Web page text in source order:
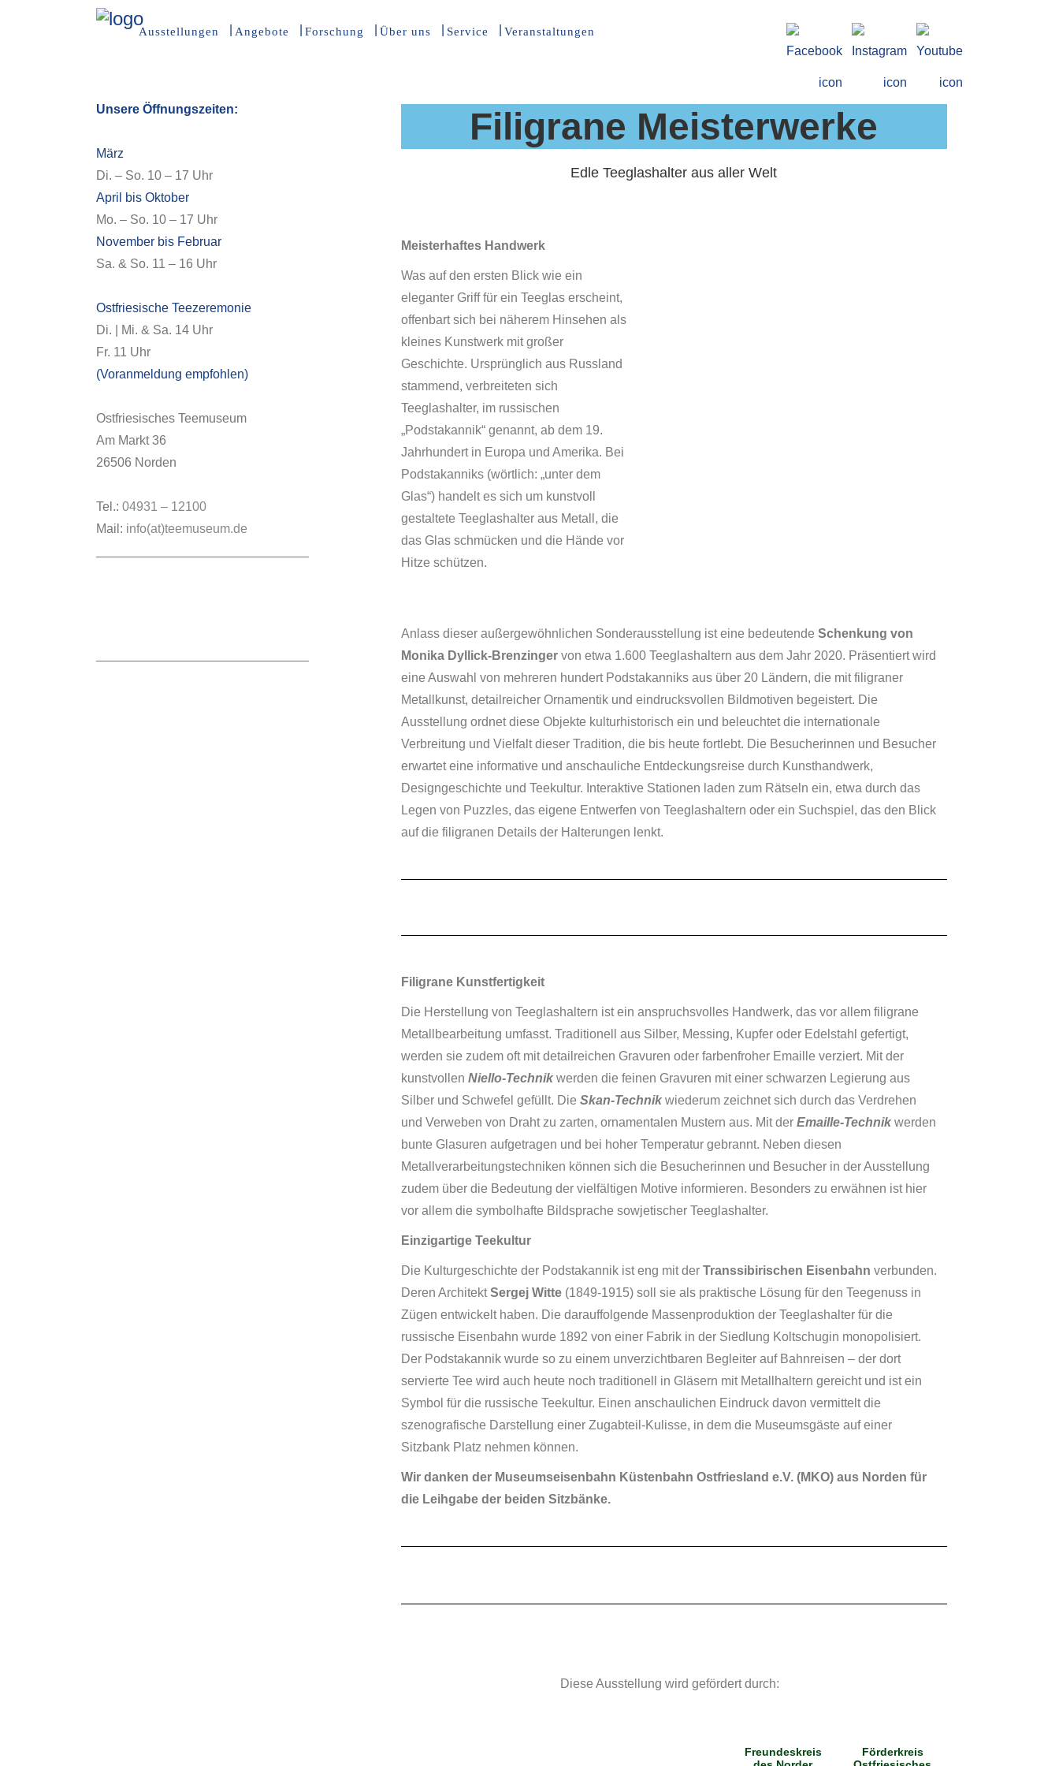
Ausstellungen Angebote Forschung Über uns Service Veranstaltungen
Filigrane Meisterwerke
Edle Teeglashalter aus aller Welt
Meisterhaftes Handwerk
Was auf den ersten Blick wie ein
eleganter Griff für ein Teeglas erscheint,
offenbart sich bei näherem Hinsehen als
kleines Kunstwerk mit großer
Geschichte. Ursprünglich aus Russland
stammend, verbreiteten sich
Teeglashalter, im russischen
„Podstakannik“ genannt, ab dem 19.
Jahrhundert in Europa und Amerika. Bei
Podstakanniks (wörtlich: „unter dem
Glas“) handelt es sich um kunstvoll
gestaltete Teeglashalter aus Metall, die
das Glas schmücken und die Hände vor
Hitze schützen.
Anlass dieser außergewöhnlichen Sonderausstellung ist eine bedeutende Schenkung von
Monika Dyllick-Brenzingervon etwa 1.600 Teeglashaltern aus dem Jahr 2020. Präsentiert wird
eine Auswahl von mehreren hundert Podstakanniks aus über 20 Ländern, die mit filigraner
Metallkunst, detailreicher Ornamentik und eindrucksvollen Bildmotiven begeistert. Die
Ausstellung ordnet diese Objekte kulturhistorisch ein und beleuchtet die internationale
Verbreitung und Vielfalt dieser Tradition, die bis heute fortlebt. Die Besucherinnen und Besucher
erwartet eine informative und anschauliche Entdeckungsreise durch Kunsthandwerk,
Designgeschichte und Teekultur. Interaktive Stationen laden zum Rätseln ein, etwa durch das
Legen von Puzzles, das eigene Entwerfen von Teeglashaltern oder ein Suchspiel, das den Blick
auf die filigranen Details der Halterungen lenkt.
Filigrane Kunstfertigkeit
Die Herstellung von Teeglashaltern ist ein anspruchsvolles Handwerk, das vor allem filigrane
Metallbearbeitung umfasst. Traditionell aus Silber, Messing, Kupfer oder Edelstahl gefertigt,
werden sie zudem oft mit detailreichen Gravuren oder farbenfroher Emaille verziert. Mit der
kunstvollen Niello-Technikwerden die feinen Gravuren mit einer schwarzen Legierung aus
Silber und Schwefel gefüllt. Die Skan-Technikwiederum zeichnet sich durch das Verdrehen
und Verweben von Draht zu zarten, ornamentalen Mustern aus. Mit der Emaille-Technikwerden
bunte Glasuren aufgetragen und bei hoher Temperatur gebrannt. Neben diesen
Metallverarbeitungstechniken können sich die Besucherinnen und Besucher in der Ausstellung
zudem über die Bedeutung der vielfältigen Motive informieren. Besonders zu erwähnen ist hier
vor allem die symbolhafte Bildsprache sowjetischer Teeglashalter.
Einzigartige Teekultur
Die Kulturgeschichte der Podstakannik ist eng mit der Transsibirischen Eisenbahn verbunden.
Deren ArchitektSergej Witte (1849-1915) soll sie als praktische Lösung für den Teegenuss in
Zügen entwickelt haben. Die darauffolgende Massenproduktion der Teeglashalter für die
russische Eisenbahn wurde 1892 von einer Fabrik in der Siedlung Koltschugin monopolisiert.
Der Podstakannik wurde so zu einem unverzichtbaren Begleiter auf Bahnreisen – der dort
servierte Tee wird auch heute noch traditionell in Gläsern mit Metallhaltern gereicht und ist ein
Symbol für die russische Teekultur. Einen anschaulichen Eindruck davon vermittelt die
szenografische Darstellung einer Zugabteil-Kulisse, in dem die Museumsgäste auf einer
Sitzbank Platz nehmen können.
Wir danken der Museumseisenbahn Küstenbahn Ostfriesland e.V. (MKO) aus Norden für
die Leihgabe der beiden Sitzbänke.
Diese Ausstellung wird gefördert durch:
Freundeskreis
Förderkreis
Unsere Öffnungszeiten:
März
Di. – So. 10 – 17 Uhr
April bis Oktober
Mo. – So. 10 – 17 Uhr
November bis Februar
Sa. & So. 11 – 16 Uhr
Ostfriesische Teezeremonie
Di. | Mi. & Sa. 14 Uhr
Fr. 11 Uhr
(Voranmeldung empfohlen)
Ostfriesisches Teemuseum
Am Markt 36
26506 Norden
Tel.: 04931 – 12100
Mail: info(at)teemuseum.de